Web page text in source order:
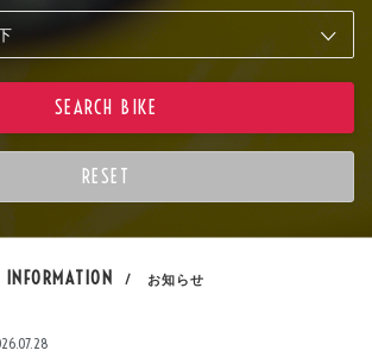
INFORMATION / お知らせ